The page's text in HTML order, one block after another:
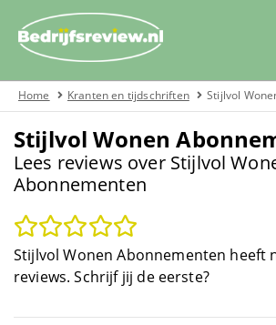
Home
Categorieën
Automotive
Boeken
Cadeau
Over bedrijfsreview
Home Kranten en tijdschriften Stijlvol
Stijlvol Wonen
Lees reviews over Stijlvol
Abonnementen
Stijlvol Wonen Abonnementen heeft
reviews. Schrijf jij de eerste?